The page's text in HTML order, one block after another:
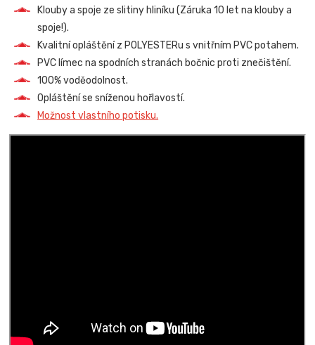
Klouby a spoje ze slitiny hliníku (Záruka 10 let na klouby a
spoje!).
Kvalitní opláštění z POLYESTERu s vnitřním PVC potahem.
PVC límec na spodních stranách bočnic proti znečištění.
100% voděodolnost.
Opláštění se sníženou hořlavostí.
Možnost vlastního potisku.